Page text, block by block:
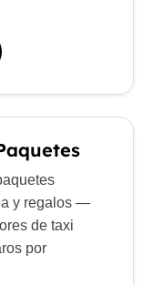
y regalos —
de taxi
por